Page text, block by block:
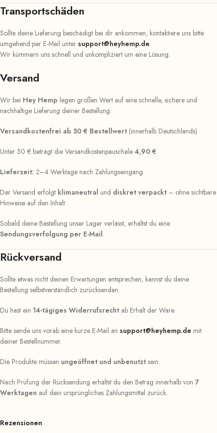
Transportschäden
Sollte deine Lieferung beschädigt bei dir ankommen, kontaktiere uns bitte
umgehend per E-Mail unter support@heyhemp.de.
Wir kümmern uns schnell und unkompliziert um eine Lösung.
Versand
Wir bei Hey Hemp legen großen Wert auf eine schnelle, sichere und
nachhaltige Lieferung deiner Bestellung.
Versandkostenfrei ab 50 € Bestellwert (innerhalb Deutschlands)
Unter 50 € beträgt die Versandkostenpauschale 4,90 €
Lieferzeit: 2–4 Werktage nach Zahlungseingang
Der Versand erfolgt klimaneutral und diskret verpackt – ohne sichtbare
Hinweise auf den Inhalt.
Sobald deine Bestellung unser Lager verlässt, erhältst du eine
Sendungsverfolgung per E-Mail.
Rückversand
Sollte etwas nicht deinen Erwartungen entsprechen, kannst du deine
Bestellung selbstverständlich zurücksenden.
Du hast ein 14-tägiges Widerrufsrecht ab Erhalt der Ware.
Bitte sende uns vorab eine kurze E-Mail an support@heyhemp.de mit
deiner Bestellnummer.
Die Produkte müssen ungeöffnet und unbenutzt sein.
Nach Prüfung der Rücksendung erhältst du den Betrag innerhalb von 7
Werktagen auf dein ursprüngliches Zahlungsmittel zurück.
Rezensionen